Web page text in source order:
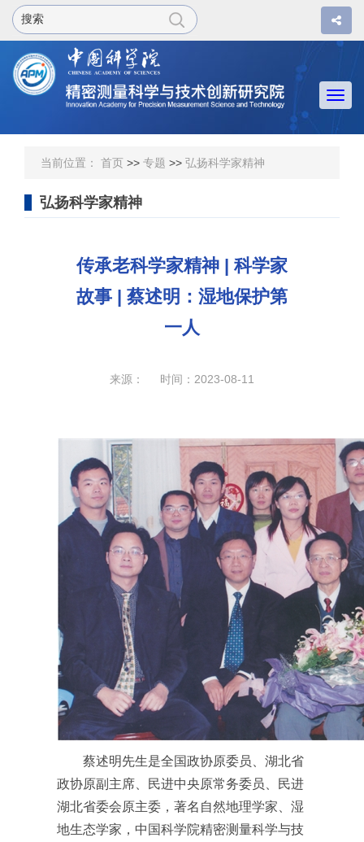
当前位置： 首页 >> 专题 >> 弘扬科学家精神
弘扬科学家精神
传承老科学家精神 | 科学家
故事 | 蔡述明：湿地保护第
一人
来源： 时间：2023-08-11
蔡述明先生是全国政协原委员、湖北省
政协原副主席、民进中央原常务委员、民进
湖北省委会原主委，著名自然地理学家、湿
地生态学家，中国科学院精密测量科学与技